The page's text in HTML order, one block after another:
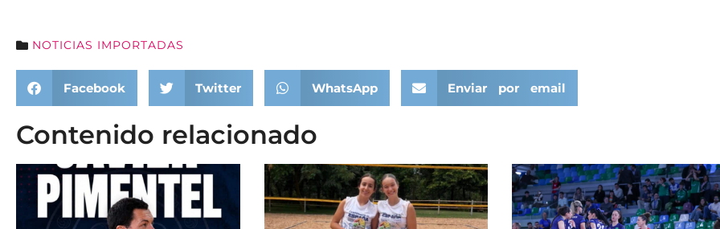
NOTICIAS IMPORTADAS
Facebook Twitter WhatsApp Enviar por email
Contenido relacionado